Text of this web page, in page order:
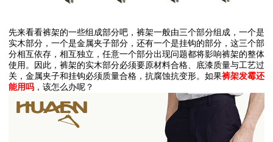
先来看看裤架的一些组成部分吧，裤架一般由三个部分组成，一个是
实木部分，一个是金属夹子部分，还有一个是挂钩的部分，这三个部
分相互依存，相互独立，任意一个部分出现问题都将影响裤架的整体
使用。因此，裤架的实木部分必须要原材料合格、底漆质量与工艺过
关，金属夹子和挂钩必须质量合格，抗腐蚀抗变形。如果裤架发霉还
能用吗 ，该怎么办呢？